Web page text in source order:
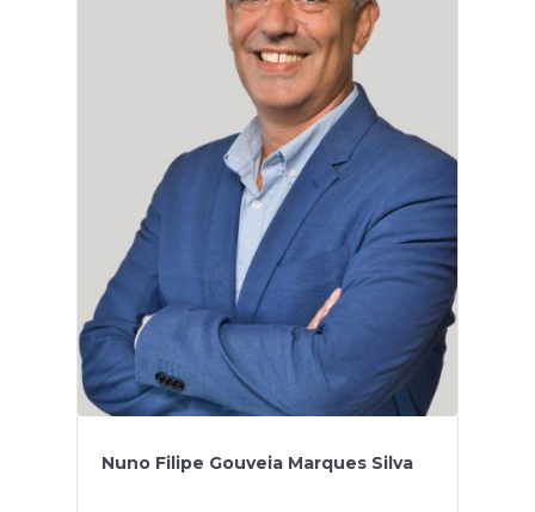
Nuno Filipe Gouveia Marques Silva